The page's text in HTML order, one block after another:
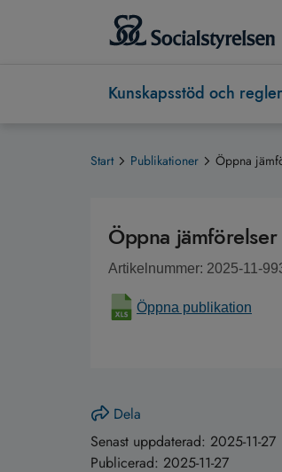
Kunskapsstöd och regler
Start Publikationer Öppna
Öppna
Artikelnummer: 2025-11-
Öppna publikation
Dela
Senast uppdaterad: 2025-11-27
Publicerad: 2025-11-27